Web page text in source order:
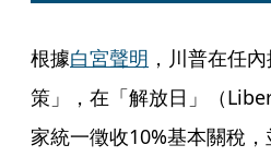
根據白宮聲明 ，川普在任
策」，在「解放日」（
家統一徵收10%基本關稅